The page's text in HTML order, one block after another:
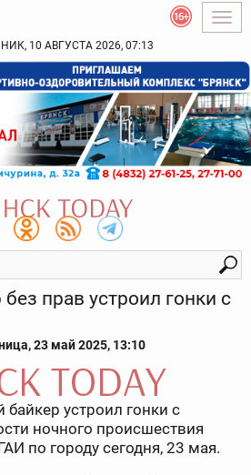
10 АВГУСТА 2026, 07:13
прав устроил гонки с
23 май 2025, 13:10
байкер устроил гонки с
ночного происшествия
по городу сегодня, 23 мая.